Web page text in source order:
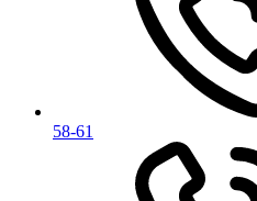
58-61